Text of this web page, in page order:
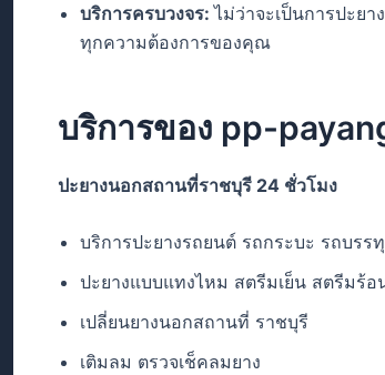
บริการครบวงจร:ไม่ว่าจะเป็นการปะย
ทุกความต้องการของคุณ
บริการของ pp-
ปะยางนอกสถานที่ราชบุรี 24 ชั่วโมง
บริการปะยางรถยนต์ รถกระบะ รถบรร
ปะยางแบบแทงไหม สตรีมเย็น สตรีมร้อ
เปลี่ยนยางนอกสถานที่ ราชบุรี
เติมลม ตรวจเช็คลมยาง